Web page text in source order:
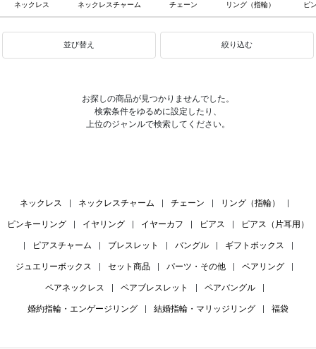
ネックレス ネックレスチャーム チェーン リング（指輪） ピ
並び替え 絞り込む
お探しの商品が見つかりませんでした。
検索条件をゆるめに設定したり、
上位のジャンルで検索してください。
ネックレス ネックレスチャーム チェーン リング（指輪）
ピンキーリング イヤリング イヤーカフ ピアス ピアス（片耳用）
ピアスチャーム ブレスレット バングル ギフトボックス
ジュエリーボックス セット商品 パーツ・その他 ペアリング
ペアネックレス ペアブレスレット ペアバングル
婚約指輪・エンゲージリング 結婚指輪・マリッジリング 福袋